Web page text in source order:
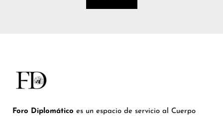
Foro Diplomático es un espacio de servicio al Cuerpo